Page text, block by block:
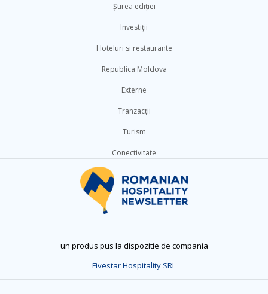
Știrea ediției
Investiții
Hoteluri si restaurante
Republica Moldova
Externe
Tranzacții
Turism
Conectivitate
un produs pus la dispozitie de compania
Fivestar Hospitality SRL